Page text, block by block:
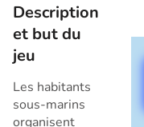
Description
et but du
jeu
Les habitants
sous-marins
organisent